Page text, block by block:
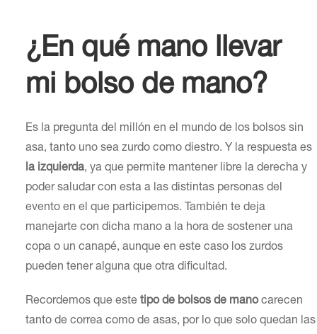
¿En qué mano llevar
mi bolso de mano?
Es la pregunta del millón en el mundo de los bolsos sin
asa, tanto uno sea zurdo como diestro. Y la respuesta es
la izquierda, ya que permite mantener libre la derecha y
poder saludar con esta a las distintas personas del
evento en el que participemos. También te deja
manejarte con dicha mano a la hora de sostener una
copa o un canapé, aunque en este caso los zurdos
pueden tener alguna que otra dificultad.
Recordemos que estetipo de bolsos de manocarecen
tanto de correa como de asas, por lo que solo quedan las